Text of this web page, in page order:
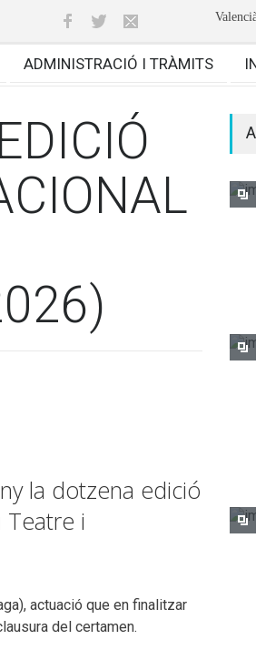
ADMINISTRACIÓ I TRÀMITS
la dotzena edició
i
actuació que en finalitzar
del certamen.